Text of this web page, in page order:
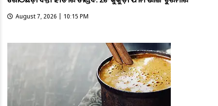
August 7, 2026 | 10:15 PM